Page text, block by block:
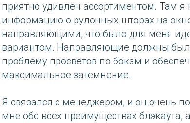
приятно удивлен ассортиментом. Там я
информацию о рулонных шторах на
направляющими, что было для меня
вариантом. Направляющие должны
проблему просветов по бокам и
максимальное затемнение.
Я связался с менеджером, и он очень
мне обо всех преимуществах блэкаута,